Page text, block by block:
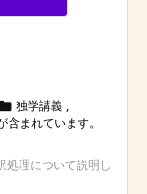
独学講義 ,
処理について説明し